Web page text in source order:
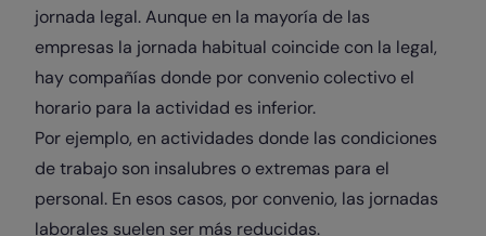
jornada legal. Aunque en la mayoría de las
empresas la jornada habitual coincide con la legal,
hay compañías donde por convenio colectivo el
horario para la actividad es inferior.
Por ejemplo, en actividades donde las condiciones
de trabajo son insalubres o extremas para el
personal. En esos casos, por convenio, las jornadas
laborales suelen ser más reducidas.